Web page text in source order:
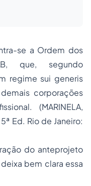
se a Ordem dos
que, segundo
regime sui generis
corporações
(MARINELA,
Ed. Rio de Janeiro:
do anteprojeto
bem clara essa